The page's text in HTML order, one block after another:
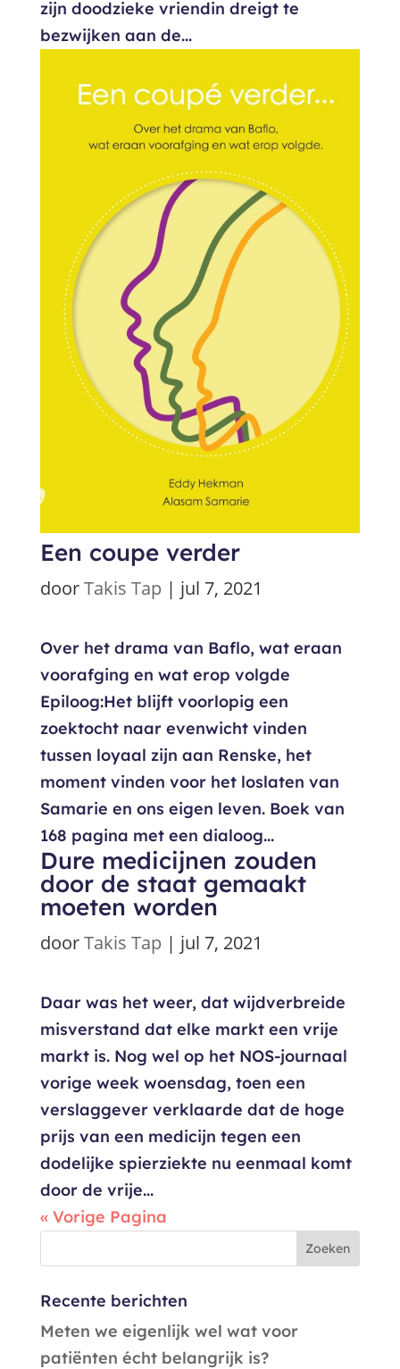
zijn doodzieke vriendin dreigt te
bezwijken aan de...
Een coupe verder
doorTakis Tap | jul 7, 2021
Over het drama van Baflo, wat eraan
voorafging en wat erop volgde
Epiloog:Het blijft voorlopig een
zoektocht naar evenwicht vinden
tussen loyaal zijn aan Renske, het
moment vinden voor het loslaten van
Samarie en ons eigen leven. Boek van
168 pagina met een dialoog...
Dure medicijnen zouden
door de staat gemaakt
moeten worden
doorTakis Tap | jul 7, 2021
Daar was het weer, dat wijdverbreide
misverstand dat elke markt een vrije
markt is. Nog wel op het NOS-journaal
vorige week woensdag, toen een
verslaggever verklaarde dat de hoge
prijs van een medicijn tegen een
dodelijke spierziekte nu eenmaal komt
door de vrije...
« Vorige Pagina
Recente berichten
Meten we eigenlijk wel wat voor
patiënten écht belangrijk is?